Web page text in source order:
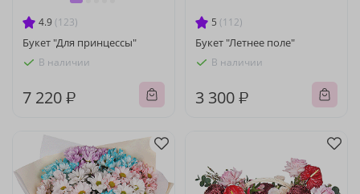
4.9 (123)
Букет "Для принцессы"
В наличии
7 220 ₽
5 (112)
Букет "Летнее поле"
В наличии
3 300 ₽